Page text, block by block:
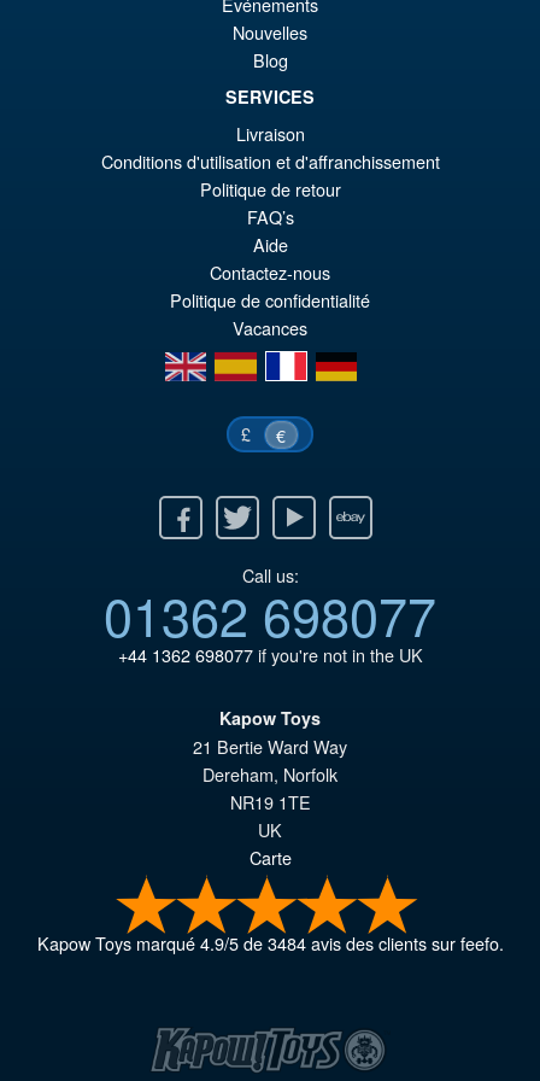
Figure
€86.00
PRÉ COMMANDE
Nouvelles
Blog
SERVICES
Livraison
Conditions d'utilisation et d'affranchissement
Politique de retour
FAQ’s
Aide
Contactez-nous
Politique de confidentialité
Vacances
en
es fr de
£ €
Twitter Youtube Ebay
Call us:
01362 698077
+44 1362 698077if you're not in the UK
Kapow Toys
21 Bertie Ward Way
Dereham, Norfolk
NR19 1TE
UK
Carte
Kapow Toysmarqué4.9/5de3484avis des clients sur feefo.